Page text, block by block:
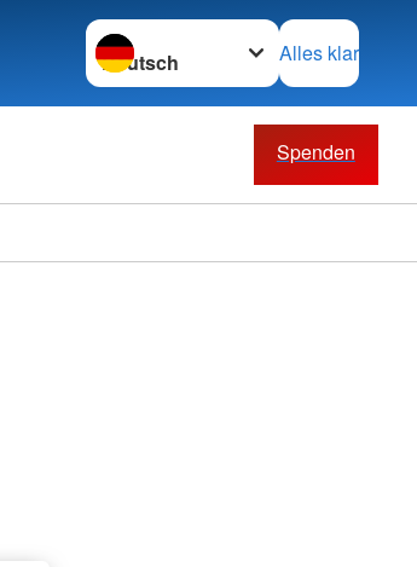
Sprache wechseln zu
Alles klar
Spenden